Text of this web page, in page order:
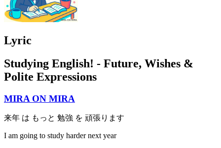
Lyric
Studying English! - Future, Wishes &
Polite Expressions
MIRA ON MIRA
来年 は もっと 勉強 を 頑張ります
I am going to study harder next year